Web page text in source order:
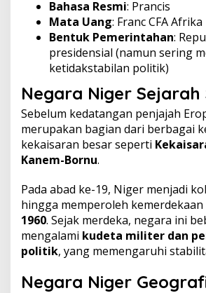
Bahasa Resmi: Prancis
Mata Uang: Franc CFA
Bentuk Pemerintahan:
presidensial (namun sering
ketidakstabilan politik)
Negara Niger Sejarah
Sebelum kedatangan penjajah
merupakan bagian dari berbagai
kekaisaran besar seperti
Kanem-Bornu.
Pada abad ke-19, Niger menjadi
hingga memperoleh kemerdekaan
1960. Sejak merdeka, negara ini
mengalami kudeta militer dan
politik, yang memengaruhi
Negara Niger